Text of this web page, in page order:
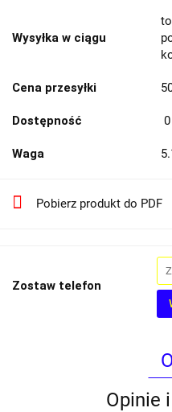
Wysyłka w ciągu
Cena przesyłki
Dostępność 0
Waga
Pobierz produkt do PDF
Zostaw telefon
Opinie